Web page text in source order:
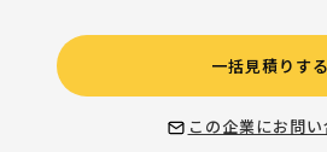
一括見積りする
この企業にお問い